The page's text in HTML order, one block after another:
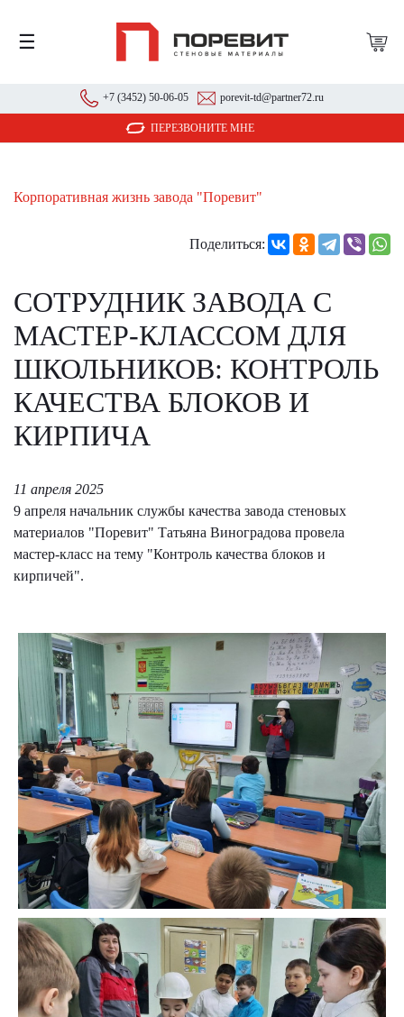
☰
+7 (3452) 50-06-05 porevit-td@partner72.ru
ПЕРЕЗВОНИТЕ МНЕ
Корпоративная жизнь завода "Поревит"
Поделиться:
СОТРУДНИК ЗАВОДА С
МАСТЕР-КЛАССОМ ДЛЯ
ШКОЛЬНИКОВ: КОНТРОЛЬ
КАЧЕСТВА БЛОКОВ И
КИРПИЧА
11 апреля 2025
9 апреля начальник службы качества завода стеновых
материалов "Поревит" Татьяна Виноградова провела
мастер-класс на тему "Контроль качества блоков и
кирпичей".